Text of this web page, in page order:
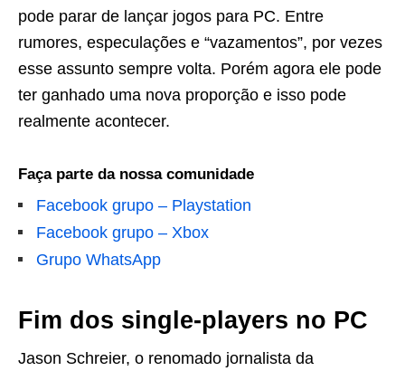
pode parar de lançar jogos para PC. Entre
rumores, especulações e “vazamentos”, por vezes
esse assunto sempre volta. Porém agora ele pode
ter ganhado uma nova proporção e isso pode
realmente acontecer.
Faça parte da nossa comunidade
Facebook grupo – Playstation
Facebook grupo – Xbox
Grupo WhatsApp
Fim dos single-players no PC
Jason Schreier, o renomado jornalista da